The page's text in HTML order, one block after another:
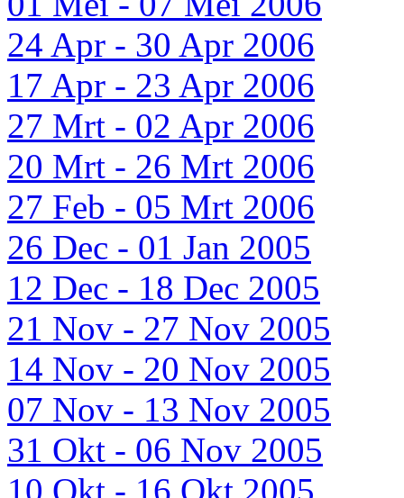
24 Apr - 30 Apr 2006
17 Apr - 23 Apr 2006
27 Mrt - 02 Apr 2006
20 Mrt - 26 Mrt 2006
27 Feb - 05 Mrt 2006
26 Dec - 01 Jan 2005
12 Dec - 18 Dec 2005
21 Nov - 27 Nov 2005
14 Nov - 20 Nov 2005
07 Nov - 13 Nov 2005
31 Okt - 06 Nov 2005
10 Okt - 16 Okt 2005